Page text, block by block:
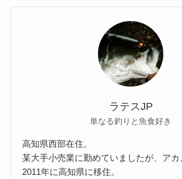
ラテスJP
単なる釣りと魚食好き
高知県西部在住。
某大手小売業に勤めていましたが、ア
2011年に高知県に移住。